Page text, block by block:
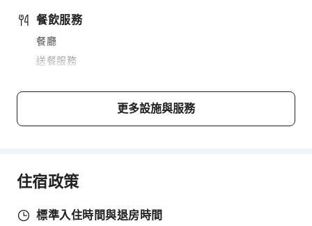
餐飲服務
餐廳
送餐服務
清潔服務
洗衣服務
更多設施與服務
住宿政策
標準入住時間與退房時間